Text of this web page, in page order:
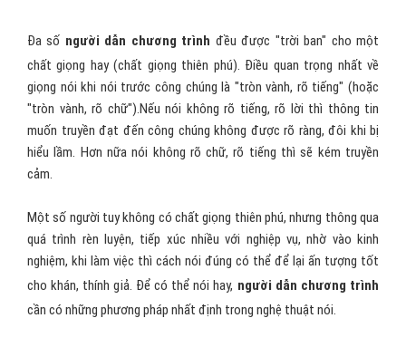
Đa số người dẫn chương trình đều được "trời ban" cho một
chất giọng hay (chất giọng thiên phú). Điều quan trọng nhất về
giọng nói khi nói trước công chúng là "tròn vành, rõ tiếng" (hoặc
"tròn vành, rõ chữ").Nếu nói không rõ tiếng, rõ lời thì thông tin
muốn truyền đạt đến công chúng không được rõ ràng, đôi khi bị
hiểu lầm. Hơn nữa nói không rõ chữ, rõ tiếng thì sẽ kém truyền
cảm.
Một số người tuy không có chất giọng thiên phú, nhưng thông qua
quá trình rèn luyện, tiếp xúc nhiều với nghiệp vụ, nhờ vào kinh
nghiệm, khi làm việc thì cách nói đúng có thể để lại ấn tượng tốt
cho khán, thính giả. Để có thể nói hay, người dẫn chương trình
cần có những phương pháp nhất định trong nghệ thuật nói.